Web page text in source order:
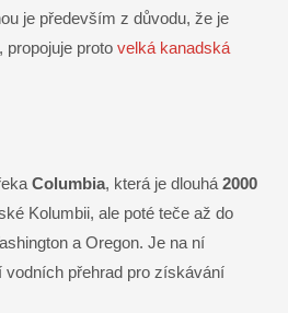
je především z důvodu, že je
propojuje proto velká kanadská
Columbia, která je dlouhá 2000
Kolumbii, ale poté teče až do
a Oregon. Je na ní
přehrad pro získávání